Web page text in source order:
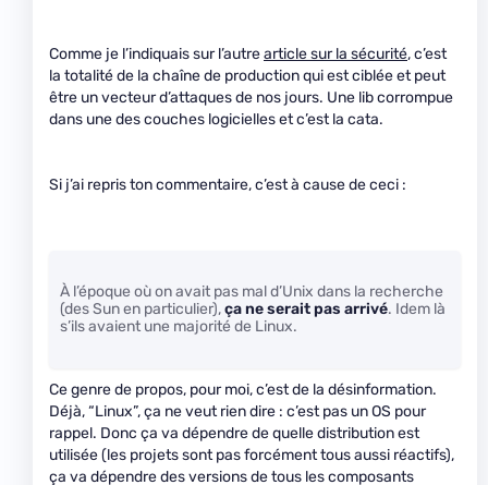
Comme je l’indiquais sur l’autrearticle sur la sécurité, c’est
la totalité de la chaîne de production qui est ciblée et peut
être un vecteur d’attaques de nos jours. Une lib corrompue
dans une des couches logicielles et c’est la cata.
Si j’ai repris ton commentaire, c’est à cause de ceci :
À l’époque où on avait pas mal d’Unix dans la recherche
(des Sun en particulier),ça ne serait pas arrivé. Idem là
s’ils avaient une majorité de Linux.
Ce genre de propos, pour moi, c’est de la désinformation.
Déjà, “Linux”, ça ne veut rien dire : c’est pas un OS pour
rappel. Donc ça va dépendre de quelle distribution est
utilisée (les projets sont pas forcément tous aussi réactifs),
ça va dépendre des versions de tous les composants